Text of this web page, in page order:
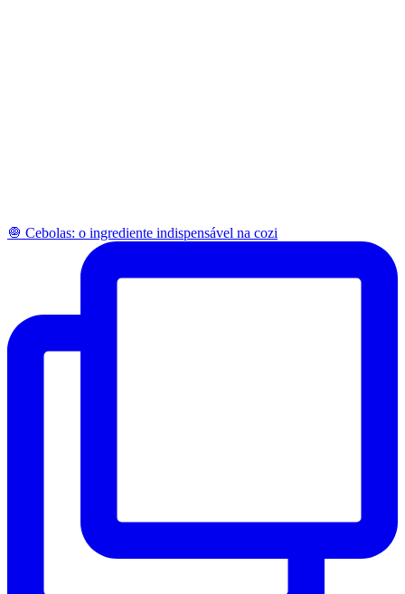
🧅 Cebolas: o ingrediente indispensável na cozi